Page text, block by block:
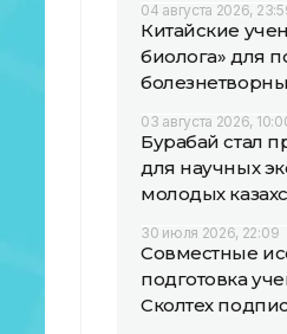
04 августа 2026,
Китайские
биолога» для
03 августа 2026,
Бурабай стал
для научных
молодых
30 июля 2026, 22:09
Совместные
подготовка
Сколтех